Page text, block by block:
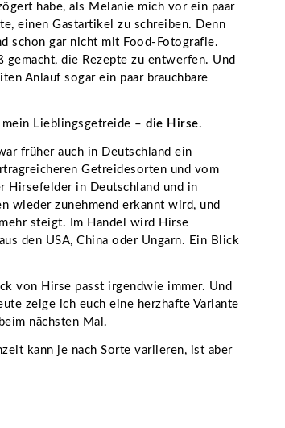
habe, als Melanie mich vor ein paar
einen Gastartikel zu schreiben. Denn
schon gar nicht mit Food-Fotografie.
die Rezepte zu entwerfen. Und
Anlauf sogar ein paar brauchbare
Lieblingsgetreide – die Hirse.
früher auch in Deutschland ein
Getreidesorten und vom
Hirsefelder in Deutschland und in
wieder zunehmend erkannt wird, und
steigt. Im Handel wird Hirse
den USA, China oder Ungarn. Ein Blick
von Hirse passt irgendwie immer. Und
zeige ich euch eine herzhafte Variante
nächsten Mal.
kann je nach Sorte variieren, ist aber